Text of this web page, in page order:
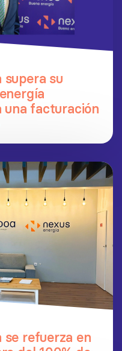
supera su
una facturación
se refuerza en